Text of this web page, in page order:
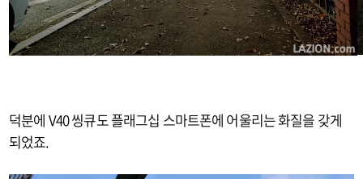
덕분에 V40 씽큐도 플래그십 스마트폰에 어울리는 화질을 갖게
되었죠.